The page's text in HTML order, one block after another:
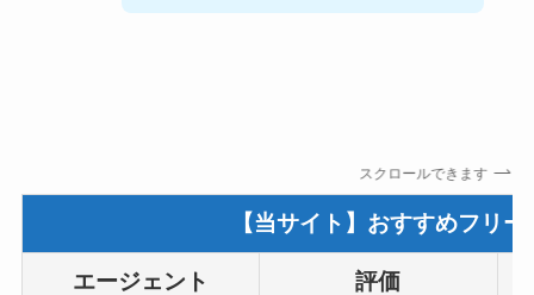
スクロールできます
【当サイト】おすすめフリ
エージェント 評価